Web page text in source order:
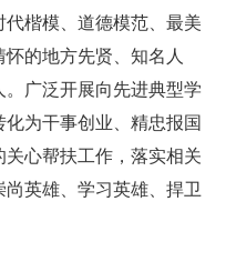
楷模、道德模范、最美
的地方先贤、知名人
广泛开展向先进典型学
为干事创业、精忠报国
心帮扶工作，落实相关
英雄、学习英雄、捍卫